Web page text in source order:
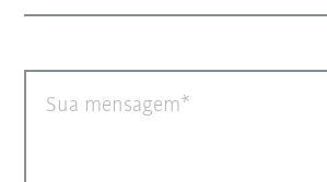
Sua mensagem